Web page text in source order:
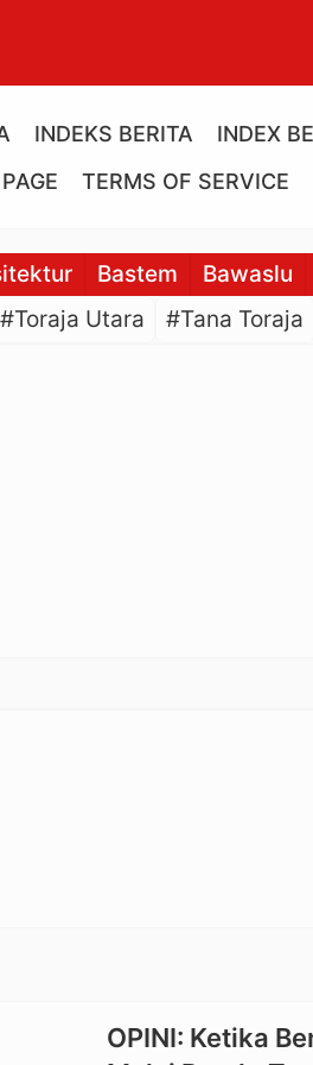
INDEKS BERITA INDEX
TERMS OF SERVICE
Bastem Bawaslu
#Toraja Utara #Tana Toraja
OPINI: Ketika